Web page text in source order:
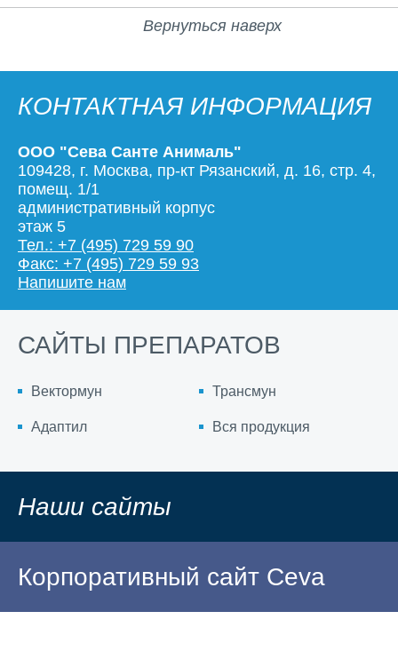
Вернуться наверх
КОНТАКТНАЯ ИНФОРМАЦИЯ
ООО "Сева Санте Анималь"
109428, г. Москва, пр-кт Рязанский, д. 16, стр. 4,
помещ. 1/1
административный корпус
этаж 5
Тел.: +7 (495) 729 59 90
Факс: +7 (495) 729 59 93
Напишите нам
САЙТЫ ПРЕПАРАТОВ
Вектормун Трансмун
Адаптил Вся продукция
Наши сайты
Корпоративный сайт Ceva